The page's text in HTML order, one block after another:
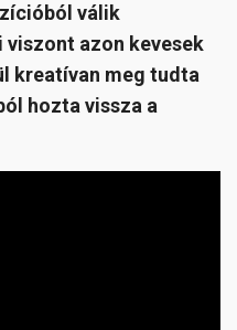
válik
viszont azon kevesek
kreatívan meg tudta
hozta vissza a